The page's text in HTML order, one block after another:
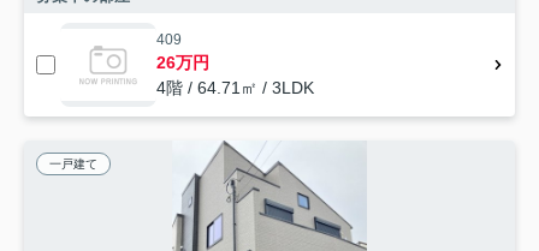
409
26万円
4階 / 64.71㎡ / 3LDK
一戸建て